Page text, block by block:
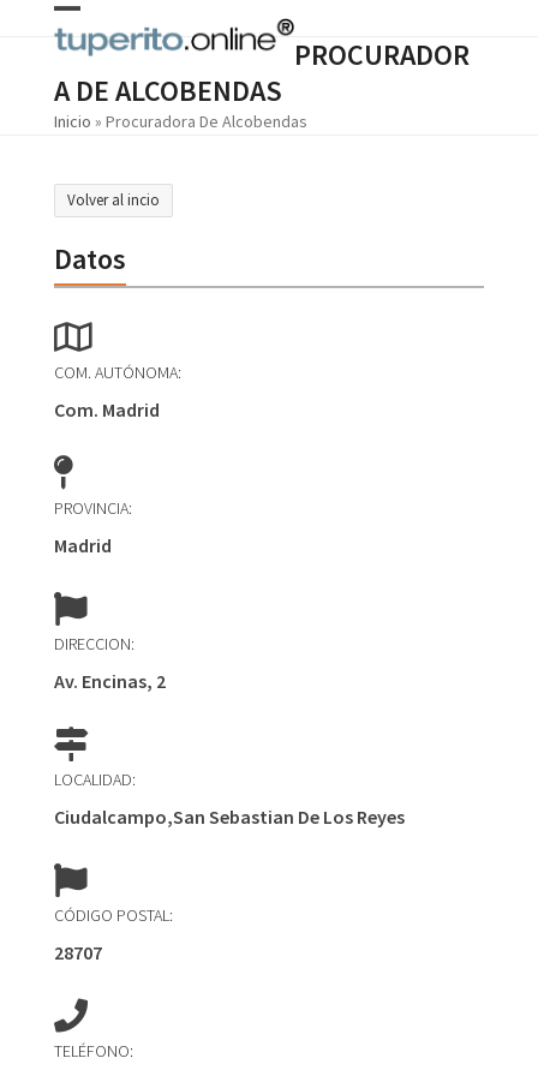
Open
mobile
menu
Close
mobile
menu
PROCURADOR
A DE ALCOBENDAS
Inicio » Procuradora De Alcobendas
Volver al incio
Datos
COM. AUTÓNOMA:
Com. Madrid
PROVINCIA:
Madrid
DIRECCION:
Av. Encinas, 2
LOCALIDAD:
Ciudalcampo,San Sebastian De Los Reyes
CÓDIGO POSTAL:
28707
TELÉFONO: